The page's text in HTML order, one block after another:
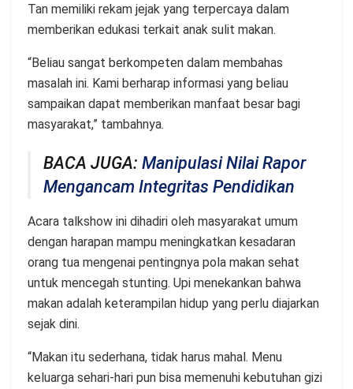
Tan memiliki rekam jejak yang terpercaya dalam
memberikan edukasi terkait anak sulit makan.
“Beliau sangat berkompeten dalam membahas
masalah ini. Kami berharap informasi yang beliau
sampaikan dapat memberikan manfaat besar bagi
masyarakat,” tambahnya.
BACA JUGA: Manipulasi Nilai Rapor
Mengancam Integritas Pendidikan
Acara talkshow ini dihadiri oleh masyarakat umum
dengan harapan mampu meningkatkan kesadaran
orang tua mengenai pentingnya pola makan sehat
untuk mencegah stunting. Upi menekankan bahwa
makan adalah keterampilan hidup yang perlu diajarkan
sejak dini.
“Makan itu sederhana, tidak harus mahal. Menu
keluarga sehari-hari pun bisa memenuhi kebutuhan gizi